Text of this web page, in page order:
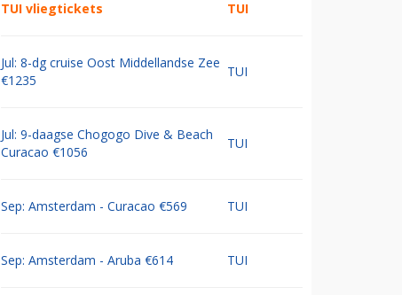
TUI vliegtickets TUI
Jul: 8-dg cruise Oost Middellandse Zee
€1235
TUI
Jul: 9-daagse Chogogo Dive & Beach
Curacao €1056
TUI
Sep: Amsterdam - Curacao €569 TUI
Sep: Amsterdam - Aruba €614 TUI